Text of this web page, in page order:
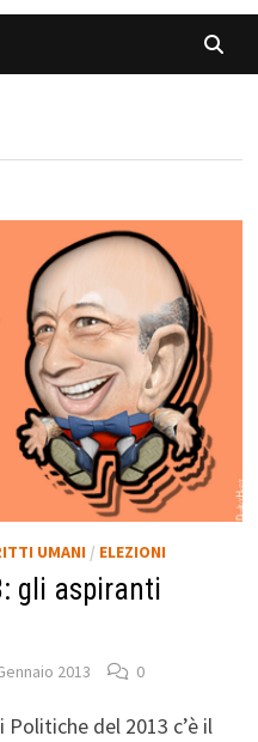
UMANI / ELEZIONI
gli aspiranti
2013 0
del 2013 c’è il